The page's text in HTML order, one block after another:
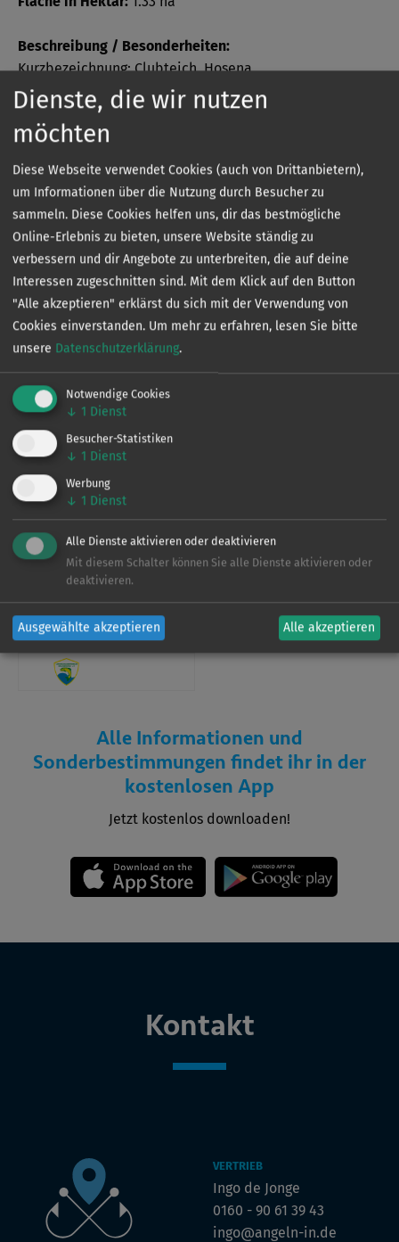
Beschreibung / Besonderheiten:
Kurzbezeichnung: Clubteich, Hosena
Bezeichnung: Clubteich, Hosena
Verbandsgewässer
Sonder­bestimmungen
Die genauen Sonderbestimmungen eines jeden
Gewässers können Sie kostenlos in unserer App
einsehen.
Verein
bewirtschaftet. Für weitere Informationen zu den
Befischungsrechten und Regelungen laden Sie sich bitte
unsere App herunter.
Verein
Alle Informationen und
Sonderbestimmungen findet ihr in der
kostenlosen App
Jetzt kostenlos downloaden!
Kontakt
VERTRIEB
Ingo de Jonge
0160 - 90 61 39 43
ingo@angeln-in.de
Dienste, die wir nutzen
möchten
Diese Webseite verwendet Cookies (auch von Drittanbietern),
um Informationen über die Nutzung durch Besucher zu
sammeln. Diese Cookies helfen uns, dir das bestmögliche
Online-Erlebnis zu bieten, unsere Website ständig zu
verbessern und dir Angebote zu unterbreiten, die auf deine
Interessen zugeschnitten sind. Mit dem Klick auf den Button
"Alle akzeptieren" erklärst du sich mit der Verwendung von
Cookies einverstanden. Um mehr zu erfahren, lesen Sie bitte
unsere Datenschutzerklärung.
Notwendige Cookies
↓ 1 Dienst
Besucher-Statistiken
↓ 1 Dienst
Werbung
↓ 1 Dienst
Alle Dienste aktivieren oder deaktivieren
Mit diesem Schalter können Sie alle Dienste aktivieren oder
deaktivieren.
Ausgewählte akzeptieren Alle akzeptieren